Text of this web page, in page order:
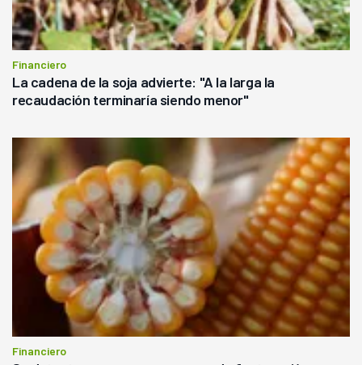
Financiero
La cadena de la soja advierte: "A la larga la
recaudación terminaría siendo menor"
Financiero